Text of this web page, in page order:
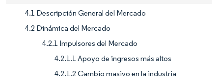
4.1 Descripción General del Mercado
4.2 Dinámica del Mercado
4.2.1 Impulsores del Mercado
4.2.1.1 Apoyo de ingresos más altos
4.2.1.2 Cambio masivo en la industria